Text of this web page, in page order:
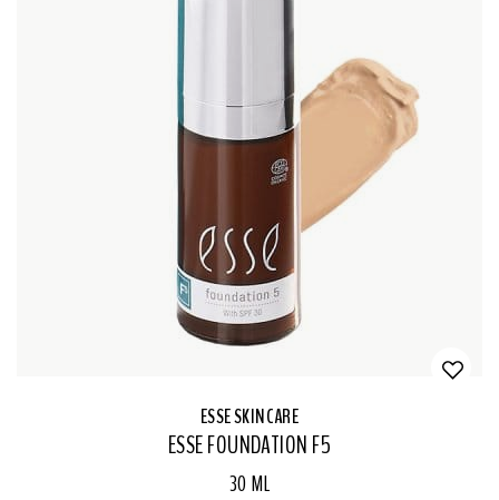
ESSE SKINCARE
ESSE FOUNDATION F5
30 ML